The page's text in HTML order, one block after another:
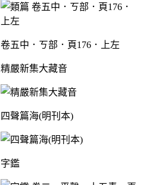
卷五中．ㄎ部．頁176．上左
精嚴新集大藏音
四聲篇海(明刊本)
字鑑